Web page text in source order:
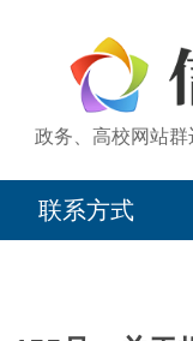
政务、高校网站
联系方式